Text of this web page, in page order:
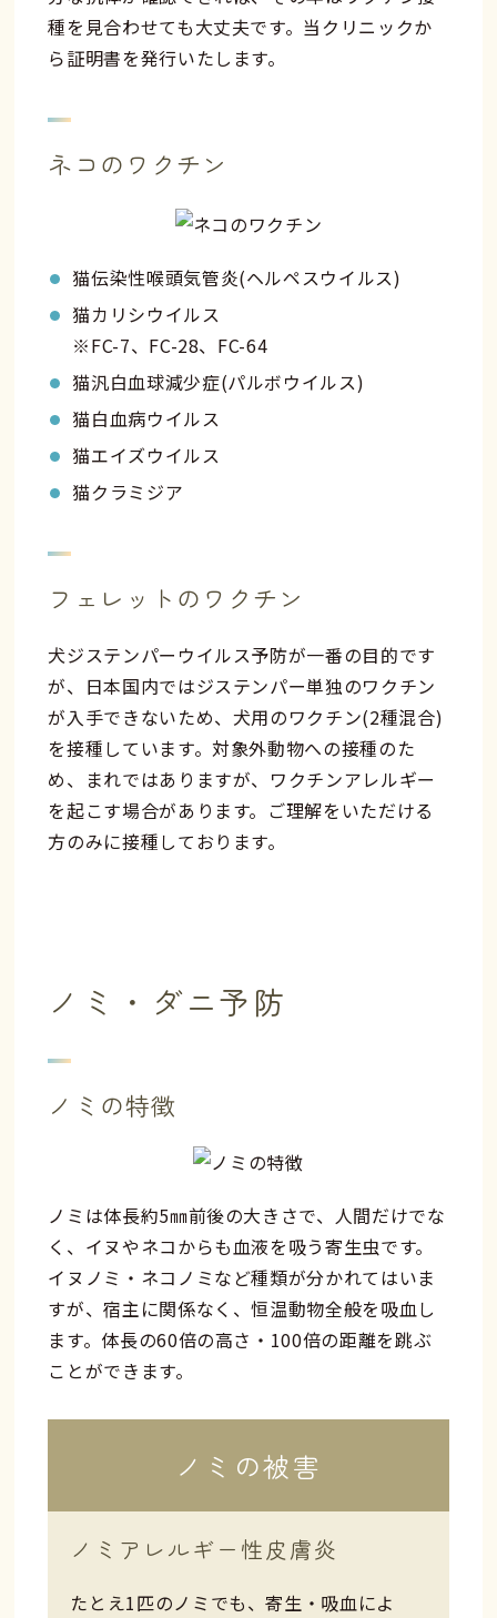
種を見合わせても大丈夫です。当クリニックか
ら証明書を発行いたします。
ネコのワクチン
猫伝染性喉頭気管炎(ヘルペスウイルス)
猫カリシウイルス
※FC-7、FC-28、FC-64
猫汎白血球減少症(パルボウイルス)
猫白血病ウイルス
猫エイズウイルス
猫クラミジア
フェレットのワクチン
犬ジステンパーウイルス予防が一番の目的です
が、日本国内ではジステンパー単独のワクチン
が入手できないため、犬用のワクチン(2種混合)
を接種しています。対象外動物への接種のた
め、まれではありますが、ワクチンアレルギー
を起こす場合があります。ご理解をいただける
方のみに接種しております。
ノミ・ダニ予防
ノミの特徴
ノミは体長約5㎜前後の大きさで、人間だけでな
く、イヌやネコからも血液を吸う寄生虫です。
イヌノミ・ネコノミなど種類が分かれてはいま
すが、宿主に関係なく、恒温動物全般を吸血し
ます。体長の60倍の高さ・100倍の距離を跳ぶ
ことができます。
ノミの被害
ノミアレルギー性皮膚炎
たとえ1匹のノミでも、寄生・吸血によ